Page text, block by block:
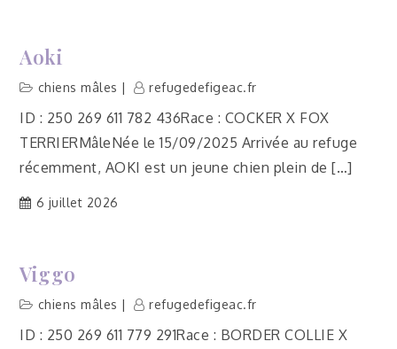
Aoki
chiens mâles refugedefigeac.fr
ID : 250 269 611 782 436Race : COCKER X FOX
TERRIERMâleNée le 15/09/2025 Arrivée au refuge
récemment, AOKI est un jeune chien plein de […]
6 juillet 2026
Viggo
chiens mâles refugedefigeac.fr
ID : 250 269 611 779 291Race : BORDER COLLIE X